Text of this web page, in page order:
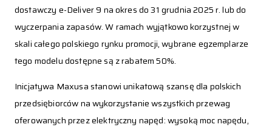
dostawczy e-Deliver 9 na okres do 31 grudnia 2025 r. lub do
wyczerpania zapasów. W ramach wyjątkowo korzystnej w
skali całego polskiego rynku promocji, wybrane egzemplarze
tego modelu dostępne są z rabatem 50%.
Inicjatywa Maxusa stanowi unikatową szansę dla polskich
przedsiębiorców na wykorzystanie wszystkich przewag
oferowanych przez elektryczny napęd: wysoką moc napędu,